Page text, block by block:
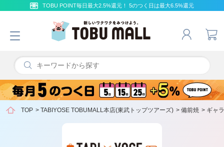
TOBU POINT毎日最大2.5%還元！ 5のつく日は最大6.5%還元
TOP > TABIYOSE TOBUMALL本店(東武トップツアーズ) > 備前焼 > ギャ